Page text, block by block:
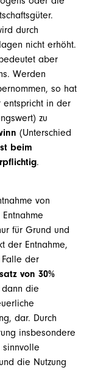
durch
nicht erhöht.
aber
Werden
so hat
entspricht in der
zu
(Unterschied
beim
.
von
für Grund und
der Entnahme,
Falle der
von 30%
die
dar. Durch
insbesondere
die Nutzung